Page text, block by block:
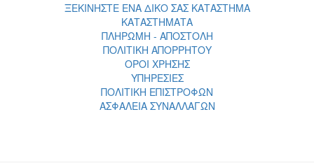
ΞΕΚΙΝΗΣΤΕ ΕΝΑ ΔΙΚΟ ΣΑΣ ΚΑΤΑΣΤΗΜΑ
ΚΑΤΑΣΤΗΜΑΤΑ
ΠΛΗΡΩΜΗ - ΑΠΟΣΤΟΛΗ
ΠΟΛΙΤΙΚΗ ΑΠΟΡΡΗΤΟΥ
ΟΡΟΙ ΧΡΗΣΗΣ
ΥΠΗΡΕΣΙΕΣ
ΠΟΛΙΤΙΚΗ ΕΠΙΣΤΡΟΦΩΝ
ΑΣΦΑΛΕΙΑ ΣΥΝΑΛΛΑΓΩΝ